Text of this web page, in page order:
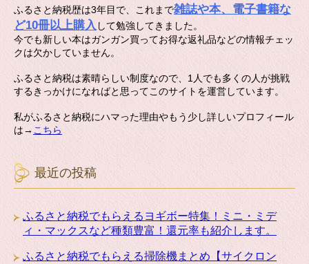
ふるさと納税歴は3年目で、これまで雑誌や本、電子書籍な
ど10冊以上購入 して勉強してきました。
今でも新しい本はガンガン買ってお得な返礼品などの情報チェッ
クは欠かしていません。
ふるさと納税は素晴らしい制度なので、1人でも多くの人が挑戦
するきっかけになればと思ってこのサイトを運営しています。
私がふるさと納税にハマった理由やもう少し詳しいプロフィール
は→ こちら
最近の投稿
ふるさと納税でもらえるヨギボー特集！ミニ・ミデ
ィ・マックスなど種類豊富！還元率も紹介します。
ふるさと納税でもらえる掃除機まとめ【サイクロン